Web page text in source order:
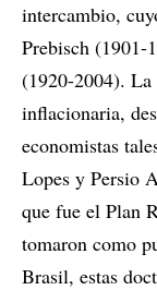
intercambio,
Prebisch (1901-
(1920-2004). La
inflacionaria,
economistas
Lopes y Persio
que fue el Plan
tomaron como
Brasil, estas